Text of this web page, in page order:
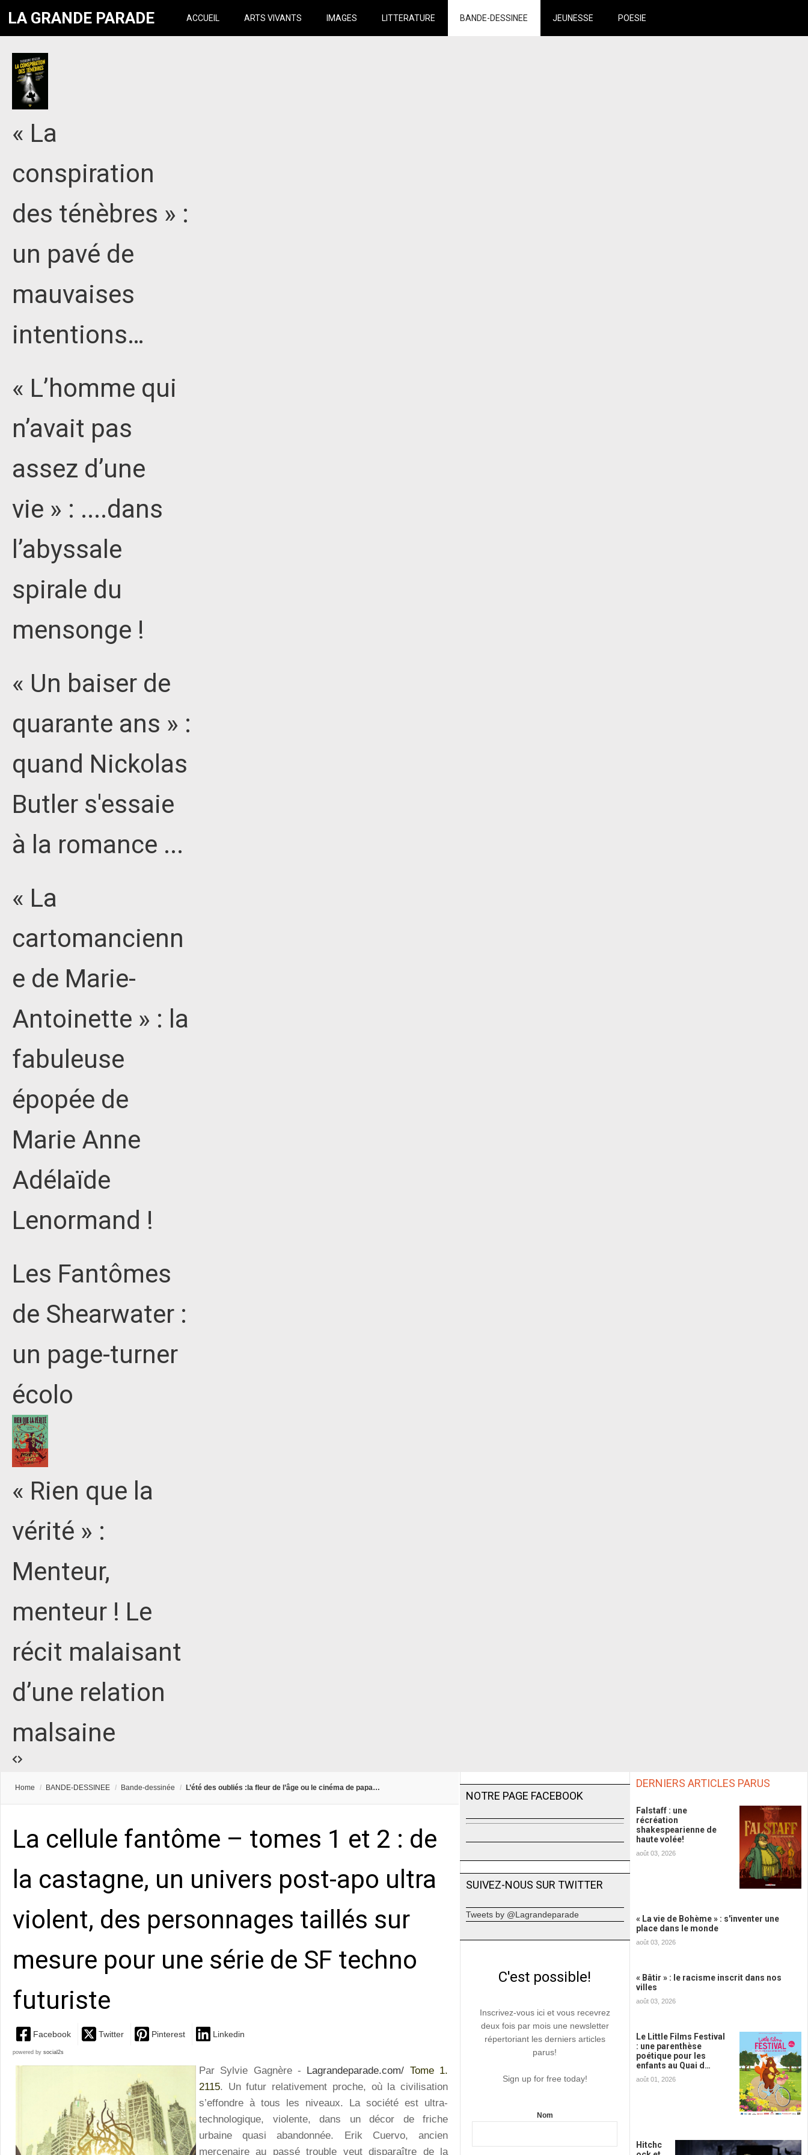
LA GRANDE PARADE ACCUEIL ARTS VIVANTS IMAGES LITTERATURE BANDE-DESSINEE JEUNESSE POESIE
« La
conspiration
des ténèbres » :
un pavé de
mauvaises
intentions…
« L’homme qui
n’avait pas
assez d’une
vie » : ....dans
l’abyssale
spirale du
mensonge !
« Un baiser de
quarante ans » :
quand Nickolas
Butler s'essaie
à la romance ...
« La
cartomancienn
e de Marie-
Antoinette » : la
fabuleuse
épopée de
Marie Anne
Adélaïde
Lenormand !
Les Fantômes
de Shearwater :
un page-turner
écolo
« Rien que la
vérité » :
Menteur,
menteur ! Le
récit malaisant
d’une relation
malsaine
Home / BANDE-DESSINEE / Bande-dessinée / L’été des oubliés :la fleur de l’âge ou le cinéma de papa…
La cellule fantôme – tomes 1 et 2 : de
la castagne, un univers post-apo ultra
violent, des personnages taillés sur
mesure pour une série de SF techno
futuriste
Facebook Twitter Pinterest Linkedin
powered by social2s
Par Sylvie Gagnère - Lagrandeparade.com/ Tome 1.
2115. Un futur relativement proche, où la civilisation
s’effondre à tous les niveaux. La société est ultra-
technologique, violente, dans un décor de friche
urbaine quasi abandonnée. Erik Cuervo, ancien
mercenaire au passé trouble veut disparaître de la
NOTRE PAGE FACEBOOK
SUIVEZ-NOUS SUR TWITTER
Tweets by @Lagrandeparade
C'est possible!
Inscrivez-vous ici et vous recevrez
deux fois par mois une newsletter
répertoriant les derniers articles
parus!
Sign up for free today!
Nom
DERNIERS ARTICLES PARUS
Falstaff : une
récréation
shakespearienne de
haute volée!
août 03, 2026
« La vie de Bohème » : s'inventer une
place dans le monde
août 03, 2026
« Bâtir » : le racisme inscrit dans nos
villes
août 03, 2026
Le Little Films Festival
: une parenthèse
poétique pour les
enfants au Quai d…
août 01, 2026
Hitchc